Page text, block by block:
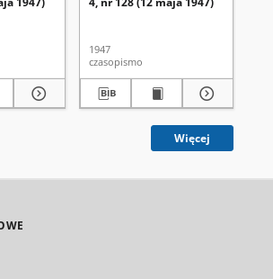
1947
czasopismo
Więcej